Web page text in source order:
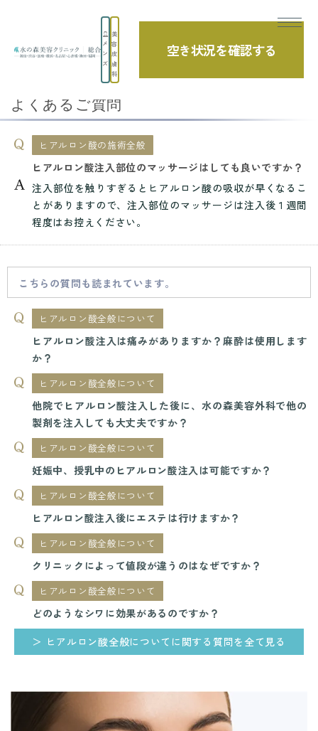
メ
ン
ズ
美
容
皮
膚
科
空き状況を確認する
TOP よくあるご質問
ヒアルロン酸全般について
ヒアルロン酸注入部位のマッサージはしても...
よくあるご質問
ヒアルロン酸の施術全般
ヒアルロン酸注入部位のマッサージはしても良いですか？
注入部位を触りすぎるとヒアルロン酸の吸収が早くなるこ
とがありますので、注入部位のマッサージは注入後１週間
程度はお控えください。
こちらの質問も読まれています。
ヒアルロン酸全般について
ヒアルロン酸注入は痛みがありますか？麻酔は使用します
か？
ヒアルロン酸全般について
他院でヒアルロン酸注入した後に、水の森美容外科で他の
製剤を注入しても大丈夫ですか？
ヒアルロン酸全般について
妊娠中、授乳中のヒアルロン酸注入は可能ですか？
ヒアルロン酸全般について
ヒアルロン酸注入後にエステは行けますか？
ヒアルロン酸全般について
クリニックによって値段が違うのはなぜですか？
ヒアルロン酸全般について
どのようなシワに効果があるのですか？
＞ ヒアルロン酸全般についてに関する質問を全て見る